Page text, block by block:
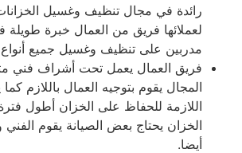
رائدة في مجال تنظيف وغسيل
لعملائها فريق من العمال خبرة طويلة
مدربين على تنظيف وغسيل جميع أنواع
فريق العمال يعمل تحت أشراف فني
المجال يقوم بتوجيه العمال باللازم كما
اللازمة للحفاظ على الخزان أطول
الخزان يحتاج بعض الصيانة يقوم الفني
أيضا.